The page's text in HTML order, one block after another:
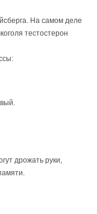
На самом деле
тестостерон
дрожать руки,